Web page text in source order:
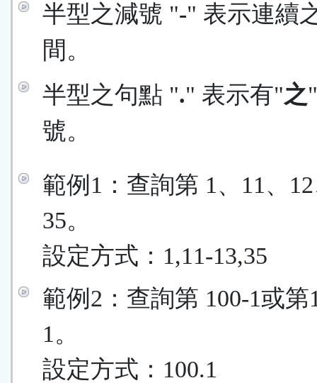
半型之減號 "-" 表示連續
間。
半型之句點 "." 表示有"之
號。
範例1：查詢第 1、11、
35。
設定方式：1,11-13,35
範例2：查詢第 100-1或第
1。
設定方式：100.1